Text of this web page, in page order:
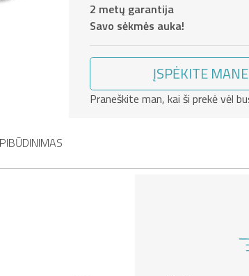
2 metų garantija
Savo sėkmės auka!
ĮSPĖKITE MANE
Praneškite man, kai ši prekė vėl